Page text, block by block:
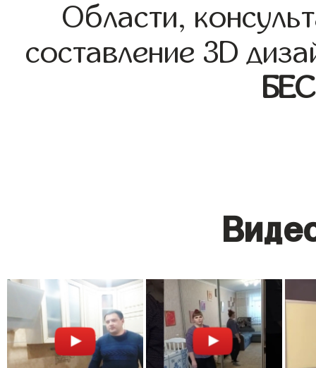
Области,
составление 3D